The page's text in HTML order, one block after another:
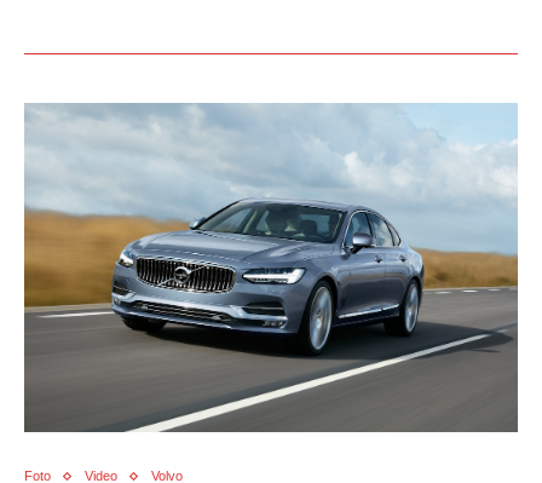
Foto Video Volvo